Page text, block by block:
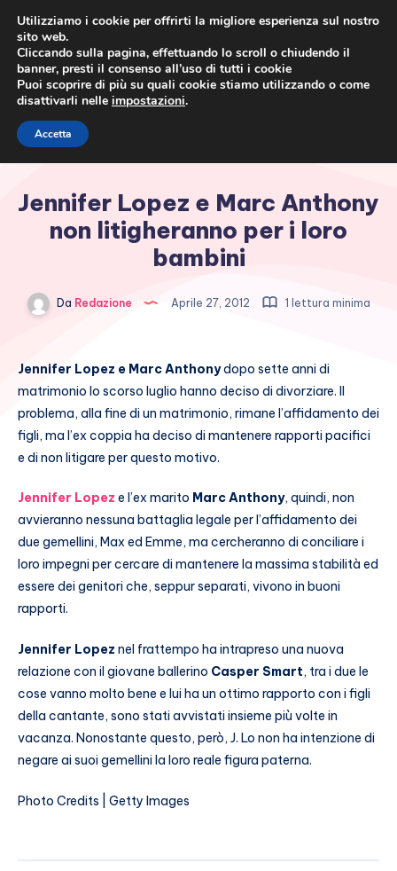
Jennifer Lopez e Marc Anthony
non litigheranno per i loro
bambini
Da Redazione Aprile 27, 2012 1 lettura minima
Jennifer Lopez e Marc Anthonydopo sette anni di
matrimonio lo scorso luglio hanno deciso di divorziare. Il
problema, alla fine di un matrimonio, rimane l’affidamento dei
figli, ma l’ex coppia ha deciso di mantenere rapporti pacifici
e di non litigare per questo motivo.
Jennifer Lopez e l’ex marito Marc Anthony, quindi, non
avvieranno nessuna battaglia legale per l’affidamento dei
due gemellini, Max ed Emme, ma cercheranno di conciliare i
loro impegni per cercare di mantenere la massima stabilità ed
essere dei genitori che, seppur separati, vivono in buoni
rapporti.
Jennifer Lopez nel frattempo ha intrapreso una nuova
relazione con il giovane ballerino Casper Smart, tra i due le
cose vanno molto bene e lui ha un ottimo rapporto con i figli
della cantante, sono stati avvistati insieme più volte in
vacanza. Nonostante questo, però, J. Lo non ha intenzione di
negare ai suoi gemellini la loro reale figura paterna.
Photo Credits | Getty Images
Utilizziamo i cookie per offrirti la migliore esperienza sul nostro
sito web.
Cliccando sulla pagina, effettuando lo scroll o chiudendo il
banner, presti il consenso all’uso di tutti i cookie
Puoi scoprire di più su quali cookie stiamo utilizzando o come
disattivarli nelle impostazioni.
Accetta